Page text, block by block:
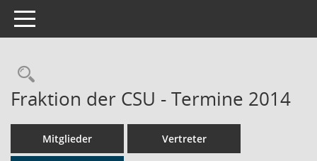
Toggle navigation
Rechercheauswahl
Fraktion der CSU - Termine 2014
Mitglieder Vertreter